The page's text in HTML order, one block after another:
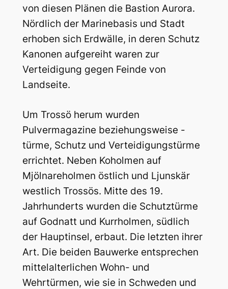
von diesen Plänen die Bastion Aurora.
Nördlich der Marinebasis und Stadt
erhoben sich Erdwälle, in deren Schutz
Kanonen aufgereiht waren zur
Verteidigung gegen Feinde von
Landseite.
Um Trossö herum wurden
Pulvermagazine beziehungsweise -
türme, Schutz und Verteidigungstürme
errichtet. Neben Koholmen auf
Mjölnareholmen östlich und Ljunskär
westlich Trossös. Mitte des 19.
Jahrhunderts wurden die Schutztürme
auf Godnatt und Kurrholmen, südlich
der Hauptinsel, erbaut. Die letzten ihrer
Art. Die beiden Bauwerke entsprechen
mittelalterlichen Wohn- und
Wehrtürmen, wie sie in Schweden und